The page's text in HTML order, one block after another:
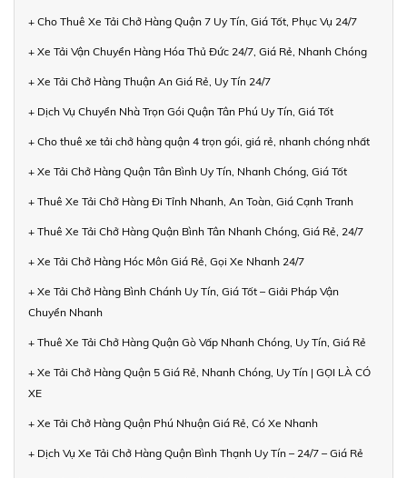
+ Cho Thuê Xe Tải Chở Hàng Quận 7 Uy Tín, Giá Tốt, Phục Vụ 24/7
+ Xe Tải Vận Chuyển Hàng Hóa Thủ Đức 24/7, Giá Rẻ, Nhanh Chóng
+ Xe Tải Chở Hàng Thuận An Giá Rẻ, Uy Tín 24/7
+ Dịch Vụ Chuyển Nhà Trọn Gói Quận Tân Phú Uy Tín, Giá Tốt
+ Cho thuê xe tải chở hàng quận 4 trọn gói, giá rẻ, nhanh chóng nhất
+ Xe Tải Chở Hàng Quận Tân Bình Uy Tín, Nhanh Chóng, Giá Tốt
+ Thuê Xe Tải Chở Hàng Đi Tỉnh Nhanh, An Toàn, Giá Cạnh Tranh
+ Thuê Xe Tải Chở Hàng Quận Bình Tân Nhanh Chóng, Giá Rẻ, 24/7
+ Xe Tải Chở Hàng Hóc Môn Giá Rẻ, Gọi Xe Nhanh 24/7
+ Xe Tải Chở Hàng Bình Chánh Uy Tín, Giá Tốt – Giải Pháp Vận
Chuyển Nhanh
+ Thuê Xe Tải Chở Hàng Quận Gò Vấp Nhanh Chóng, Uy Tín, Giá Rẻ
+ Xe Tải Chở Hàng Quận 5 Giá Rẻ, Nhanh Chóng, Uy Tín | GỌI LÀ CÓ
XE
+ Xe Tải Chở Hàng Quận Phú Nhuận Giá Rẻ, Có Xe Nhanh
+ Dịch Vụ Xe Tải Chở Hàng Quận Bình Thạnh Uy Tín – 24/7 – Giá Rẻ